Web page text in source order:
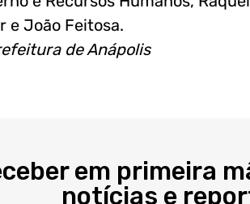
e João Feitosa.
de Anápolis
em primeira
notícias e